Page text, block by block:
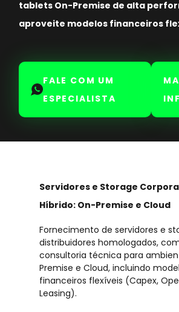
tablets On-Premise de alta
aproveite modelos financeiros
FALE COM UM
ESPECIALISTA
Servidores e Storage
Híbrido: On-Premise e Cloud
Fornecimento de servidores e
distribuidores homologados,
consultoria técnica para
Premise e Cloud, incluindo
financeiros flexíveis (Capex,
Leasing).